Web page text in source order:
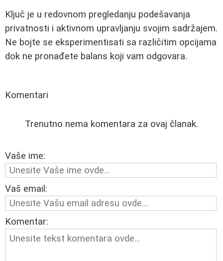
Ključ je u redovnom pregledanju podešavanja
privatnosti i aktivnom upravljanju svojim sadržajem.
Ne bojte se eksperimentisati sa različitim opcijama
dok ne pronađete balans koji vam odgovara.
Komentari
Trenutno nema komentara za ovaj članak.
Vaše ime:
Vaš email:
Komentar: